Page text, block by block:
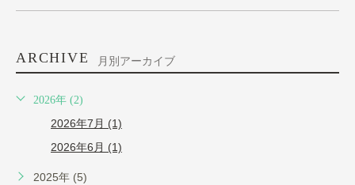
ARCHIVE 月別アーカイブ
2026年 (2)
2026年7月 (1)
2026年6月 (1)
2025年 (5)